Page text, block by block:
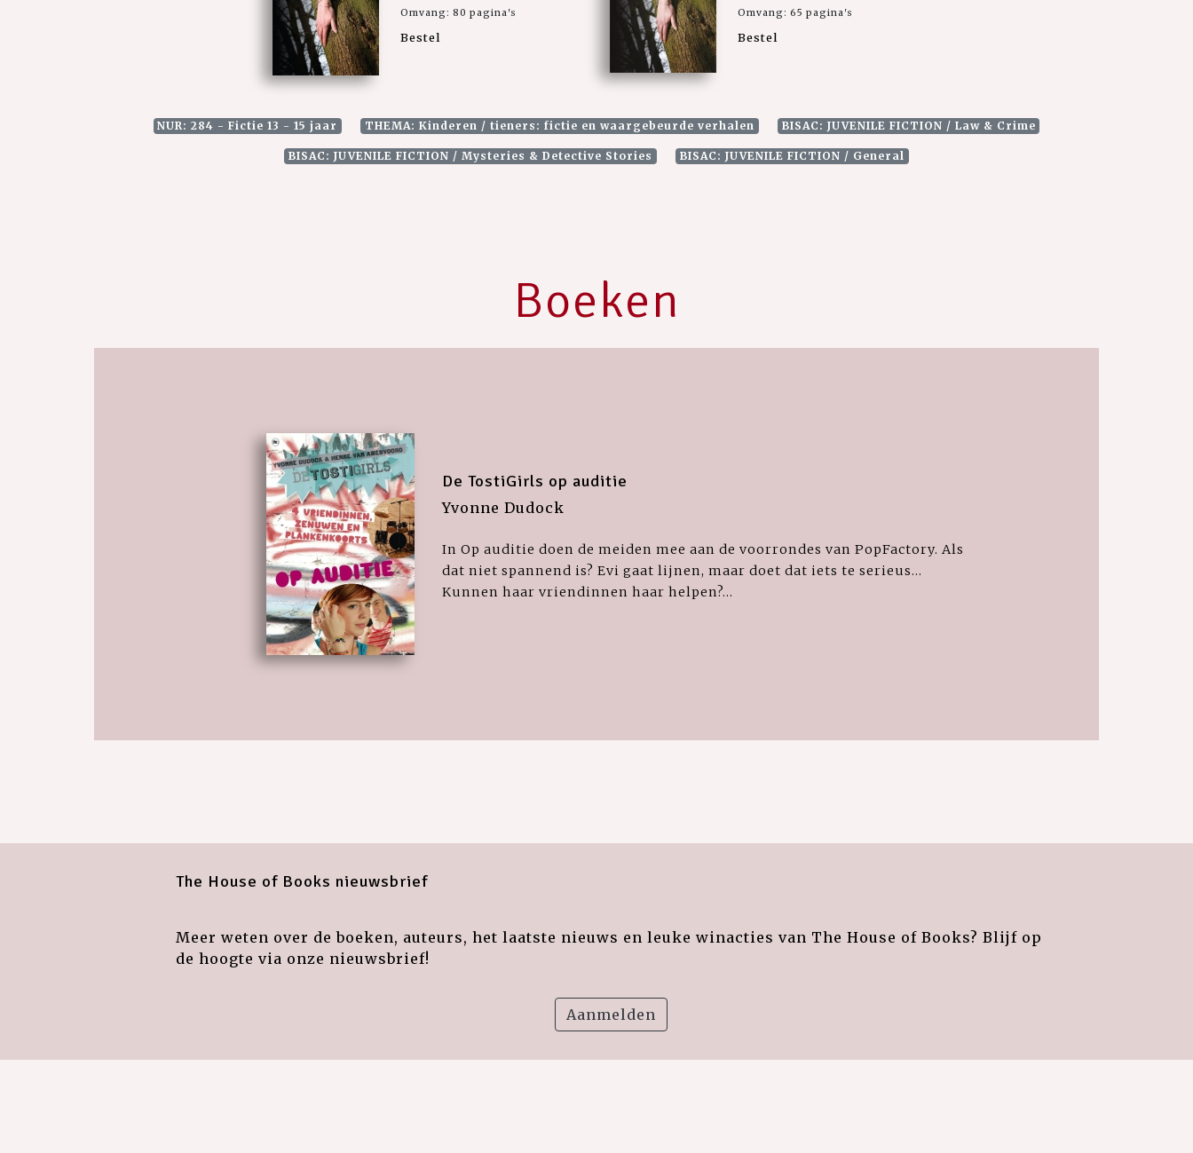
Omvang: 80 pagina's
Bestel
Omvang: 65 pagina's
Bestel
NUR: 284 - Fictie 13 - 15 jaar THEMA: Kinderen / tieners: fictie en waargebeurde verhalen BISAC: JUVENILE FICTION / Law & Crime
BISAC: JUVENILE FICTION / Mysteries & Detective Stories BISAC: JUVENILE FICTION / General
Boeken
De TostiGirls op auditie
Yvonne Dudock
In Op auditie doen de meiden mee aan de voorrondes van PopFactory. Als
dat niet spannend is? Evi gaat lijnen, maar doet dat iets te serieus...
Kunnen haar vriendinnen haar helpen?...
The House of Books nieuwsbrief
Meer weten over de boeken, auteurs, het laatste nieuws en leuke winacties van The House of Books? Blijf op
de hoogte via onze nieuwsbrief!
Aanmelden